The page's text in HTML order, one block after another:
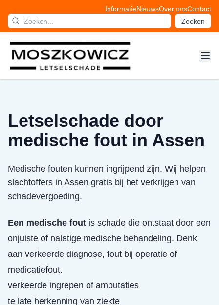
InformatieNieuwsOver onsContact
Zoeken
Letselschade door
medische fout in Assen
Medische fouten kunnen ingrijpend zijn. Wij helpen
slachtoffers in Assen gratis bij het verkrijgen van
schadevergoeding.
Een medische fout is schade die ontstaat door een
onjuiste of nalatige medische behandeling. Denk
aan verkeerde diagnose, fout bij operatie of
medicatiefout.
verkeerde ingrepen of amputaties
te late herkenning van ziekte